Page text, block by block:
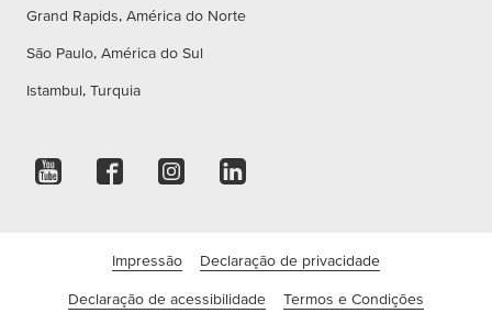
Grand Rapids, América do Norte
São Paulo, América do Sul
Istambul, Turquia
Impressão Declaração de privacidade
Declaração de acessibilidade Termos e Condições